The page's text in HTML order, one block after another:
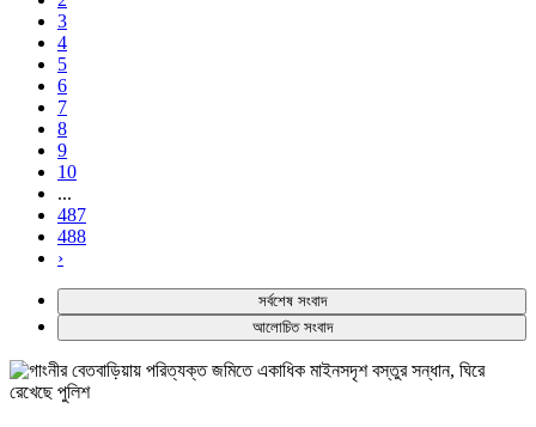
3
4
5
6
7
8
9
10
...
487
488
›
সর্বশেষ সংবাদ
আলোচিত সংবাদ